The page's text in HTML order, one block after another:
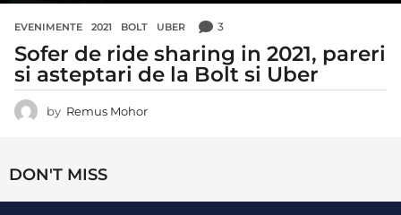
EVENIMENTE 2021 ,BOLT ,UBER 3
Sofer de ride sharing in 2021, pareri
si asteptari de la Bolt si Uber
by Remus Mohor
DON'T MISS